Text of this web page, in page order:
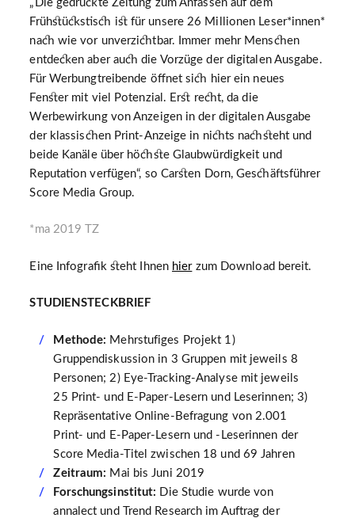
„Die gedruckte Zeitung zum Anfassen auf dem
Frühstückstisch ist für unsere 26 Millionen Leser*innen*
nach wie vor unverzichtbar. Immer mehr Menschen
entdecken aber auch die Vorzüge der digitalen Ausgabe.
Für Werbungtreibende öffnet sich hier ein neues
Fenster mit viel Potenzial. Erst recht, da die
Werbewirkung von Anzeigen in der digitalen Ausgabe
der klassischen Print-Anzeige in nichts nachsteht und
beide Kanäle über höchste Glaubwürdigkeit und
Reputation verfügen“, so Carsten Dorn, Geschäftsführer
Score Media Group.
*ma 2019 TZ
Eine Infografik steht Ihnen hierzum Download bereit.
STUDIENSTECKBRIEF
Methode: Mehrstufiges Projekt 1)
Gruppendiskussion in 3 Gruppen mit jeweils 8
Personen; 2) Eye-Tracking-Analyse mit jeweils
25 Print- und E-Paper-Lesern und Leserinnen; 3)
Repräsentative Online-Befragung von 2.001
Print- und E-Paper-Lesern und -Leserinnen der
Score Media-Titel zwischen 18 und 69 Jahren
Zeitraum: Mai bis Juni 2019
Forschungsinstitut: Die Studie wurde von
annalect und Trend Research im Auftrag der